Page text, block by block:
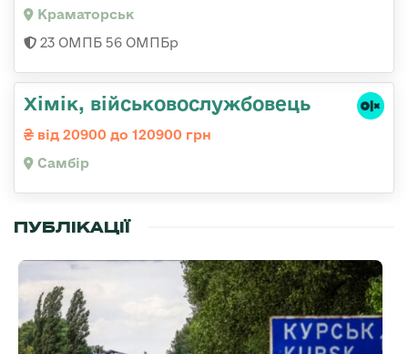
Краматорськ
23 ОМПБ 56 ОМПБр
Хімік, військовослужбовець
від 20900 до 120900 грн
Самбір
ПУБЛІКАЦІЇ